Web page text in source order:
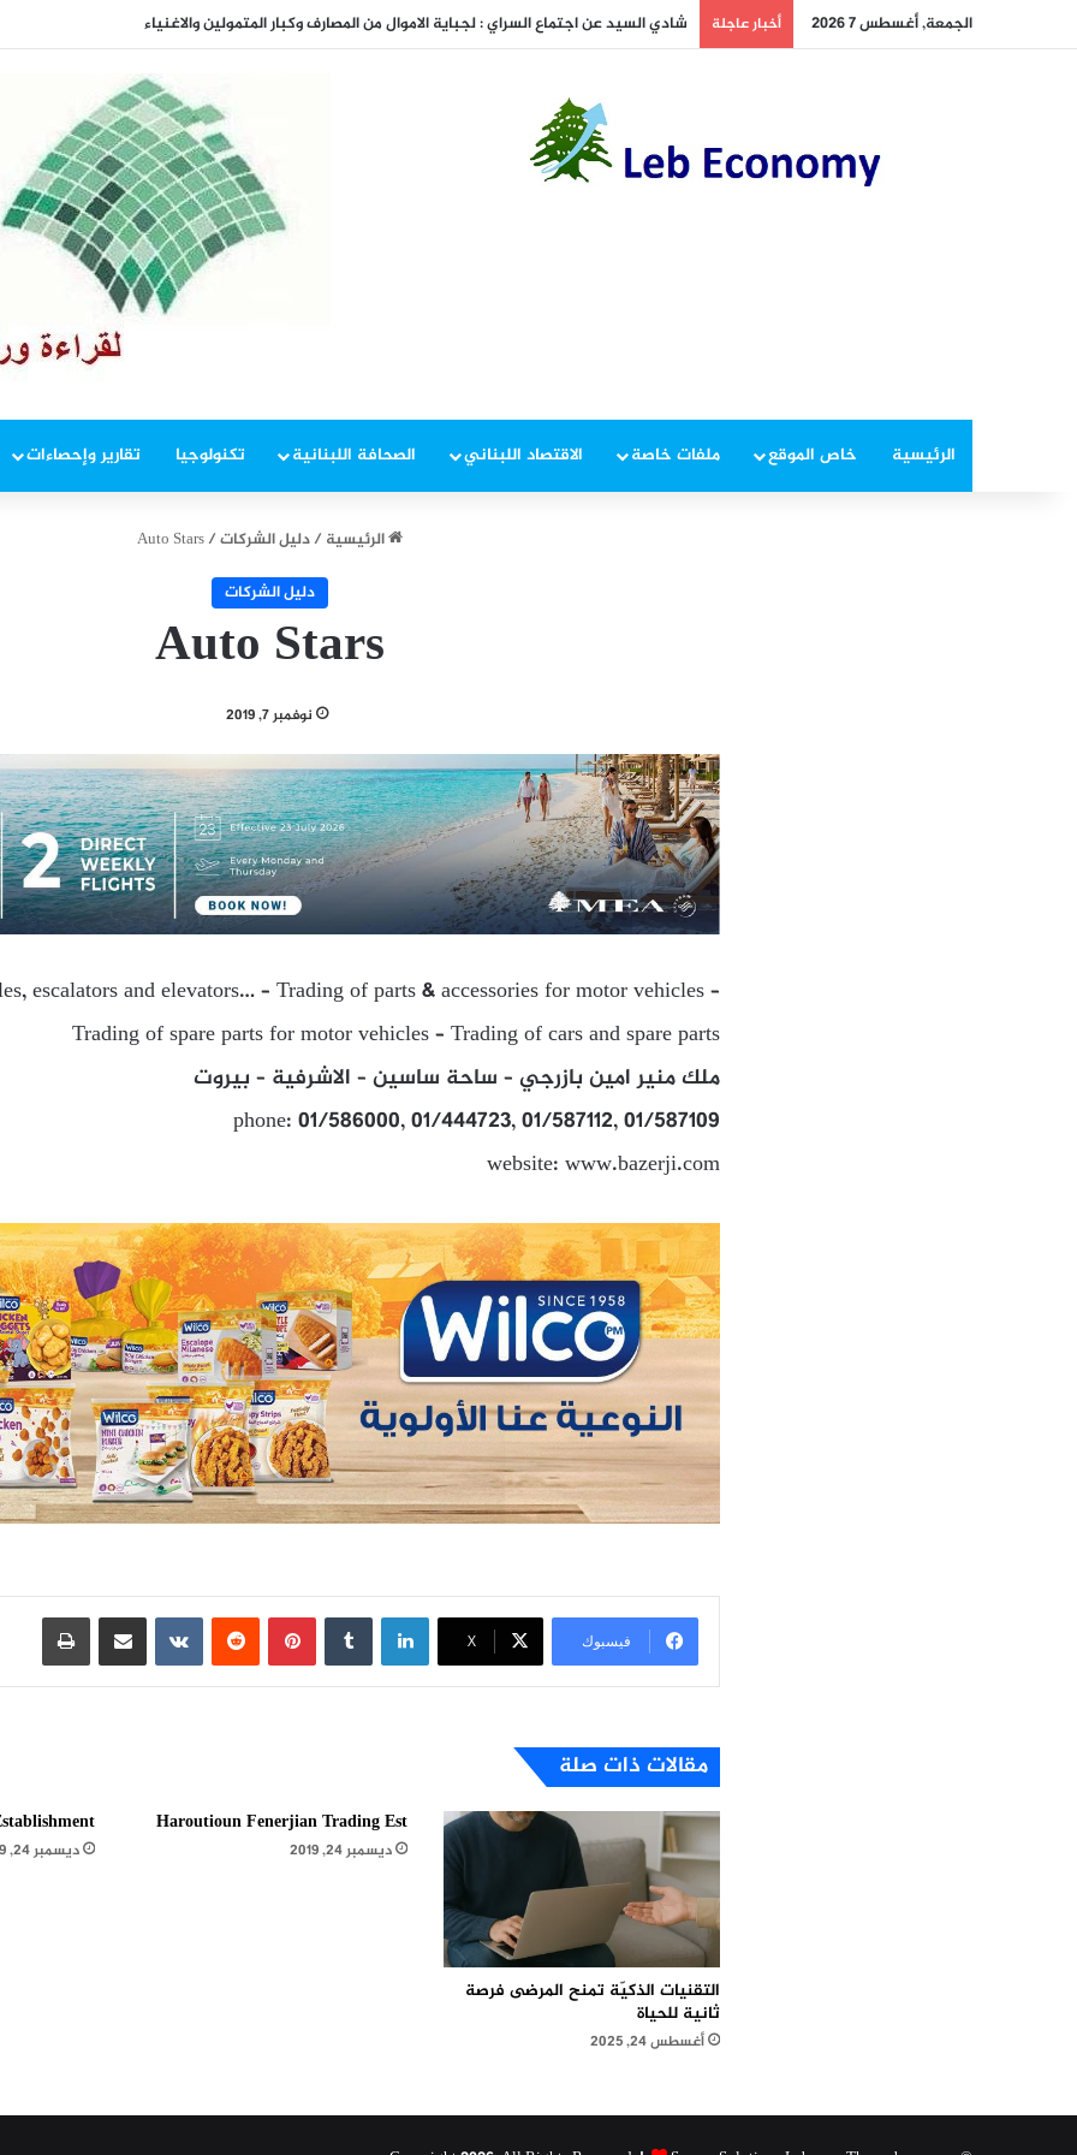
الجمعة, أغسطس 7 2026 أخبار عاجلة أخطر ما دار داخل غرفة المفاوضات
الرئيسية خاص الموقع ملفات خاصة الاقتصاد اللبناني الصحافة اللبنانية تكنولوجيا تقارير وإحصاءات
الرئيسية / دليل الشركات/
Auto Stars
دليل الشركات
Auto Stars
نوفمبر 7, 2019
escalators and elevators… – Trading of parts & accessories for motor vehicles –
Trading of spare parts for motor vehicles – Trading of cars and spare parts
ملك منير امين بازرجي – ساحة ساسين – الاشرفية – بيروت
phone: 01/586000, 01/444723, 01/587112, 01/587109
website: www.bazerji.com
فيسبوك X
لينكدإن بينتيريست مشاركة عبر البريد طباعة
مقالات ذات صلة
التقنيات الذكيّة تمنح المرضى فرصة
ثانية للحياة
أغسطس 24, 2025
Haroutioun Fenerjian Trading Est
ديسمبر 24, 2019 ديسمبر 24, 2019